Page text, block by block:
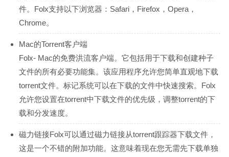
件。Folx支持以下浏览器：Safari，Firefox，Opera，
Chrome。
Mac的Torrent客户端
Folx- Mac的免费洪流客户端。它包括用于下载和创建种子
文件的所有必要功能集。该应用程序允许您简单直观地下载
torrent文件。标记系统可以在下载的文件中快速搜索。Folx
允许您设置在torrent中下载文件的优先级，调整torrent的下
载和分发速度。
磁力链接Folx可以通过磁力链接从torrent跟踪器下载文件，
这是一个不错的附加功能。这意味着现在您无需先下载单独